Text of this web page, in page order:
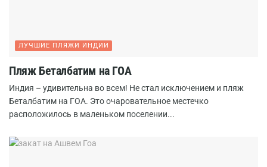
ЛУЧШИЕ ПЛЯЖИ ИНДИИ
Пляж Беталбатим на ГОА
Индия – удивительна во всем! Не стал исключением и пляж
Беталбатим на ГОА. Это очаровательное местечко
расположилось в маленьком поселении...